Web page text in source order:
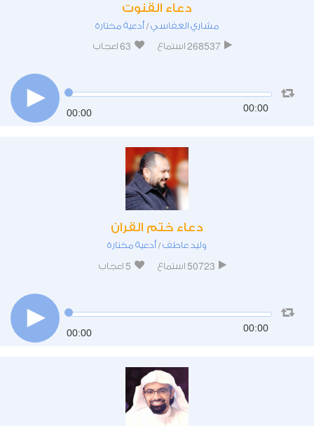
دعاء القنوت
مشاري العفاسي/أدعية مختارة
268537 استماع 63 اعجاب
00:00 00:00
دعاء ختم القران
وليد عاطف/أدعية مختارة
50723 استماع 5 اعجاب
00:00 00:00